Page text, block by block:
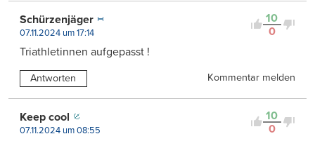
10
0
Schürzenjäger
07.11.2024 um 17:14
Triathletinnen aufgepasst !
Antworten Kommentar melden
10
0
Keep cool
07.11.2024 um 08:55